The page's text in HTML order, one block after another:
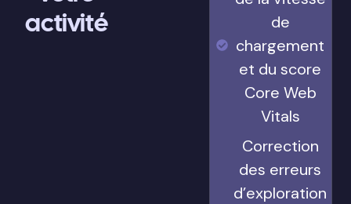
activité
de
chargement
et du score
Core Web
Vitals
Correction
des erreurs
d’exploration